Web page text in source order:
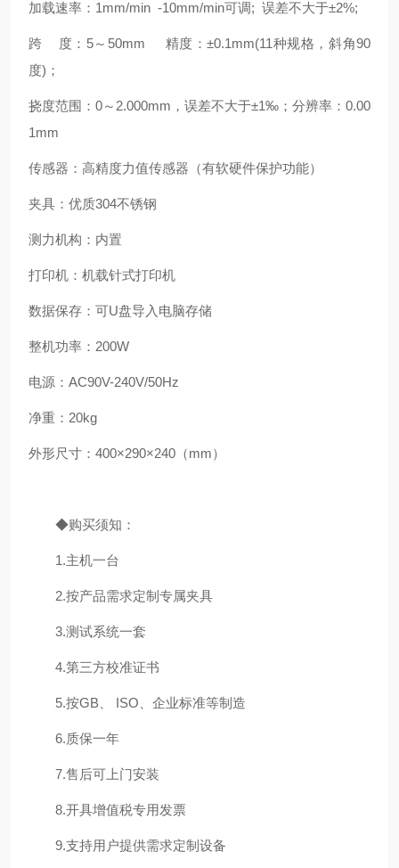
加载速率： 1mm/min -10mm/min可调; 误差不大于±2%;
跨 度： 5～ 50mm 精度：±0.1mm(11种规格，斜角90
度) ；
挠度范围： 0～2.000mm ，误差不大于±1‰；分辨率： 0.00
1mm
传感器：高精度力值传感器（有软硬件保护功能）
夹具：优质304不锈钢
测力机构：内置
打印机：机载针式打印机
数据保存：可U盘导入电脑存储
整机功率： 200W
电源： AC90V-240V/50Hz
净重： 20kg
外形尺寸： 400×290×240 （mm）
◆购买须知：
1.主机一台
2.按产品需求定制专属夹具
3.测试系统一套
4.第三方校准证书
5.按GB、 ISO、企业标准等制造
6.质保一年
7.售后可上门安装
8.开具增值税专用发票
9.支持用户提供需求定制设备